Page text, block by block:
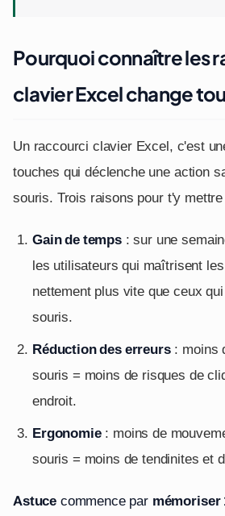
Pourquoi connaître les
clavier Excel change
Un raccourci clavier Excel, c'est
touches qui déclenche une action
souris. Trois raisons pour t'y
Gain de temps: sur une
les utilisateurs qui maîtrisent
nettement plus vite que ceux
souris.
Réduction des erreurs: moins
souris = moins de risques de
endroit.
Ergonomie: moins de
souris = moins de tendinites et
Astuce commence par mémoriser